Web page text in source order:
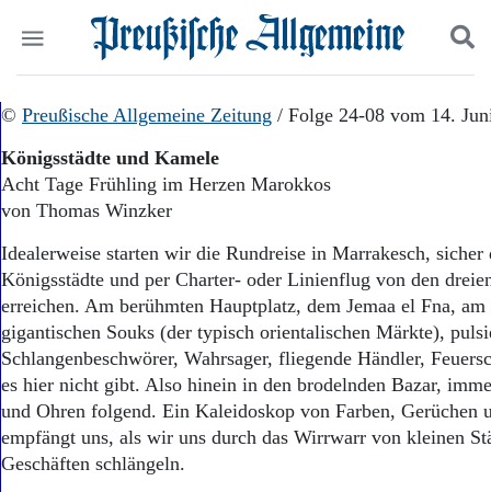
Start
Politik
Wirtschaft
Panorama
Geschichte
Ostpreußen
Pommern
Berlin-Brandenburg
Schlesien
Danzig und Westpreußen
Bücher
Suchen und finden
© Preußische Allgemeine Zeitung / Folge 24-08 vom 14.
Königsstädte und Kamele
Acht Tage Frühling im Herzen Marokkos
von Thomas Winzker
Idealerweise starten wir die Rundreise in Marrakesch, sicher
Königsstädte und per Charter- oder Linienflug von den
erreichen. Am berühmten Hauptplatz, dem Jemaa el Fna, am
gigantischen Souks (der typisch orientalischen Märkte),
Schlangenbeschwörer, Wahrsager, fliegende Händler,
es hier nicht gibt. Also hinein in den brodelnden Bazar,
und Ohren folgend. Ein Kaleidoskop von Farben, Gerüchen
empfängt uns, als wir uns durch das Wirrwarr von kleinen
Geschäften schlängeln.